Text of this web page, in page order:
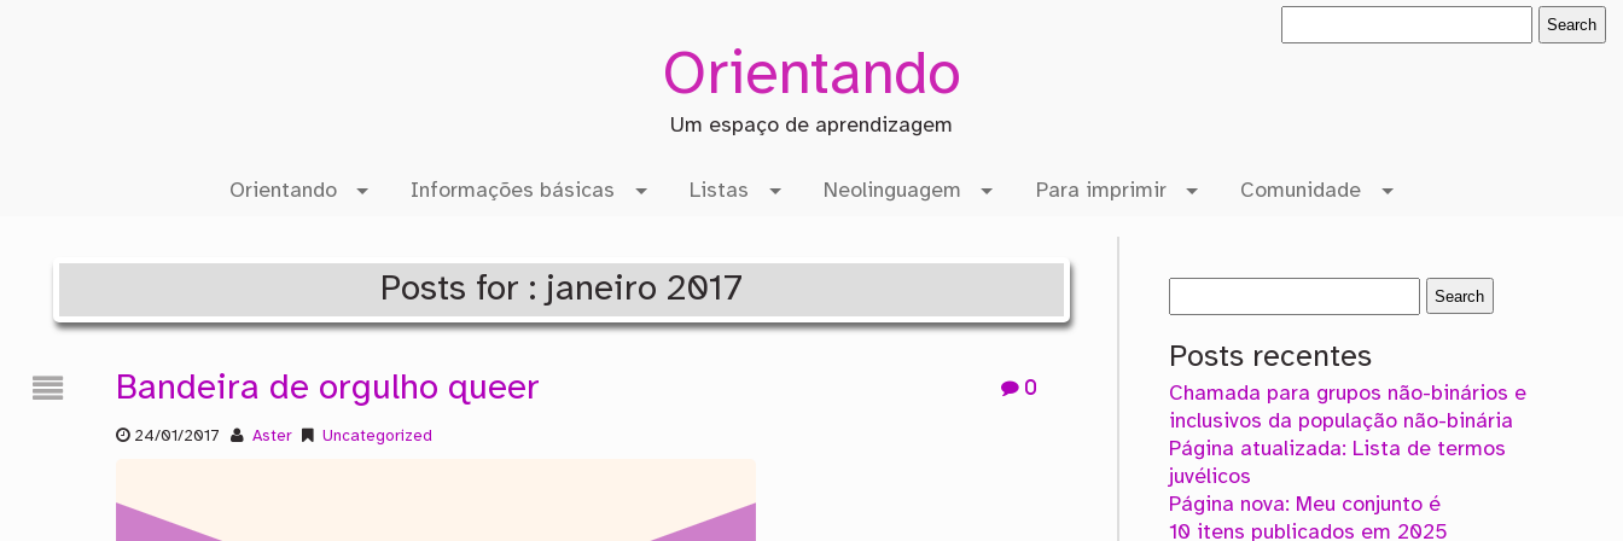
Orientando
Um espaço de aprendizagem
Orientando Informações básicas Listas Neolinguagem Para imprimir Comunidade
Posts for : janeiro 2017
Bandeira de orgulho queer 0
24/01/2017 Aster Uncategorized
Posts recentes
Chamada para grupos não-binários e
inclusivos da população não-binária
Página atualizada: Lista de termos
juvélicos
Página nova: Meu conjunto é
10 itens publicados em 2025